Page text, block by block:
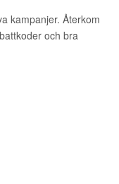
kampanjer. Återkom
och bra